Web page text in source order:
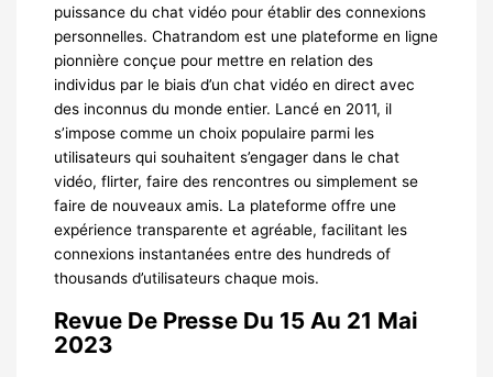
puissance du chat vidéo pour établir des connexions
personnelles. Chatrandom est une plateforme en ligne
pionnière conçue pour mettre en relation des
individus par le biais d’un chat vidéo en direct avec
des inconnus du monde entier. Lancé en 2011, il
s’impose comme un choix populaire parmi les
utilisateurs qui souhaitent s’engager dans le chat
vidéo, flirter, faire des rencontres ou simplement se
faire de nouveaux amis. La plateforme offre une
expérience transparente et agréable, facilitant les
connexions instantanées entre des hundreds of
thousands d’utilisateurs chaque mois.
Revue De Presse Du 15 Au 21 Mai
2023